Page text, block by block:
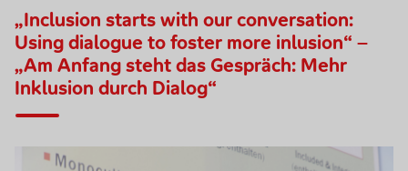
„Inclusion starts with our conversation:
Using dialogue to foster more inlusion“ –
„Am Anfang steht das Gespräch: Mehr
Inklusion durch Dialog“